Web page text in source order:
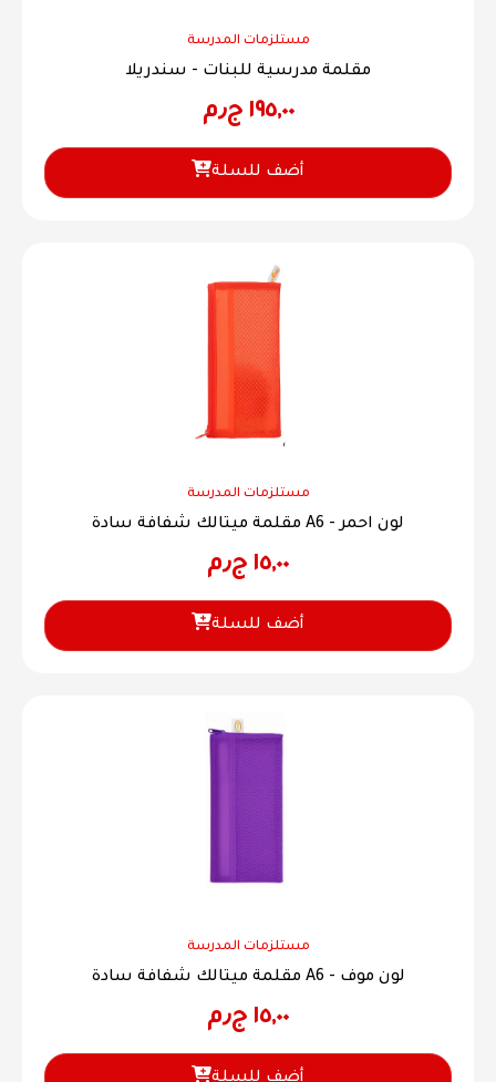
مستلزمات المدرسة
مقلمة مدرسية للبنات - سندريلا
١٩٥,٠٠ ج٫م
أضف للسلة
مستلزمات المدرسة
مقلمة ميتالك شفافة سادة A6 - لون احمر
١٥,٠٠ ج٫م
أضف للسلة
مستلزمات المدرسة
مقلمة ميتالك شفافة سادة A6 - لون موف
١٥,٠٠ ج٫م